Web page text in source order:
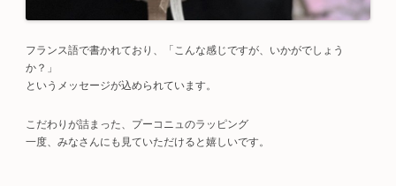
フランス語で書かれており、「こんな感じですが、いかがでしょう
か？」
というメッセージが込められています。
こだわりが詰まった、プーコニュのラッピング
一度、みなさんにも見ていただけると嬉しいです。